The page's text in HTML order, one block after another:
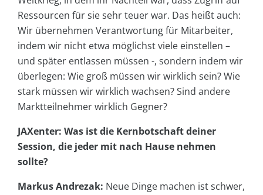
Ressourcen für sie sehr teuer war. Das heißt auch:
Wir übernehmen Verantwortung für Mitarbeiter,
indem wir nicht etwa möglichst viele einstellen –
und später entlassen müssen -, sondern indem wir
überlegen: Wie groß müssen wir wirklich sein? Wie
stark müssen wir wirklich wachsen? Sind andere
Marktteilnehmer wirklich Gegner?
JAXenter: Was ist die Kernbotschaft deiner
Session, die jeder mit nach Hause nehmen
sollte?
Markus Andrezak: Neue Dinge machen ist schwer,